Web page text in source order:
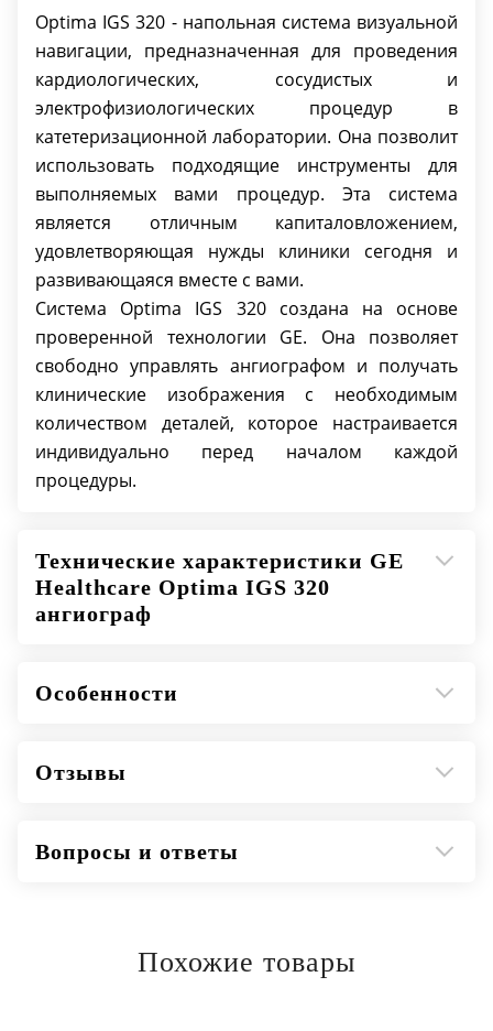
Тип излучения - Импульсное
Тип крепления дуги - Напольное
Тип проекции - Однопроекционный
Функция субтракции - Да
Функция увеличения изображения - Да
Optima IGS 320 - напольная система визуальной
навигации, предназначенная для проведения
кардиологических, сосудистых и
электрофизиологических процедур в
катетеризационной лаборатории. Она позволит
использовать подходящие инструменты для
выполняемых вами процедур. Эта система
является отличным капиталовложением,
удовлетворяющая нужды клиники сегодня и
развивающаяся вместе с вами.
Система Optima IGS 320 создана на основе
проверенной технологии GE. Она позволяет
свободно управлять ангиографом и получать
клинические изображения с необходимым
количеством деталей, которое настраивается
индивидуально перед началом каждой
процедуры.
Технические характеристики GE
Healthcare Optima IGS 320
ангиограф
Особенности
Отзывы
Вопросы и ответы
Похожие товары